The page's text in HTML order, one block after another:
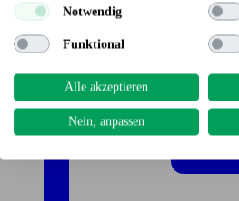
Notwendig
Funktional
Alle akzeptieren
Nein, anpassen